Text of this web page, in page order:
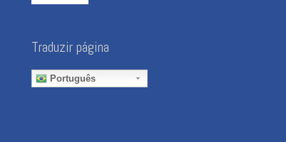
Traduzir página
Português